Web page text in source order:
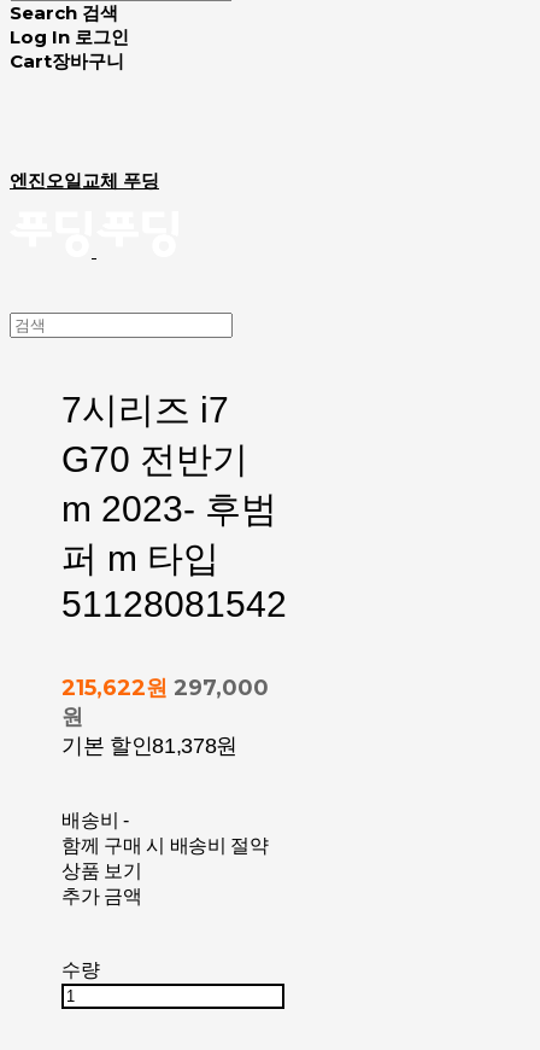
Search 검색
Log In 로그인
Cart장바구니
엔진오일교체 푸딩
7시리즈 i7
G70 전반기
m 2023- 후범
퍼 m 타입
51128081542
215,622원297,000
원
기본 할인81,378원
배송비 -
함께 구매 시 배송비 절약
상품 보기
추가 금액
수량